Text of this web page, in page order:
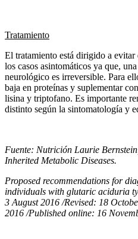
Tratamiento
El tratamiento está dirigido a
los casos asintomáticos ya que,
neurológico es irreversible. Para
baja en proteínas y suplementar
lisina y triptofano. Es importante
distinto según la sintomatología y
Fuente: Nutrición Laurie
Inherited Metabolic Diseases.
Proposed recommendations for
individuals with glutaric aciduria
3 August 2016 /Revised: 18
2016 /Published online: 16